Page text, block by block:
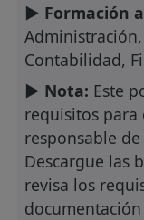
► Formación
Contabilidad,
► Nota: Este
requisitos para
responsable
Descargue las
revisa los